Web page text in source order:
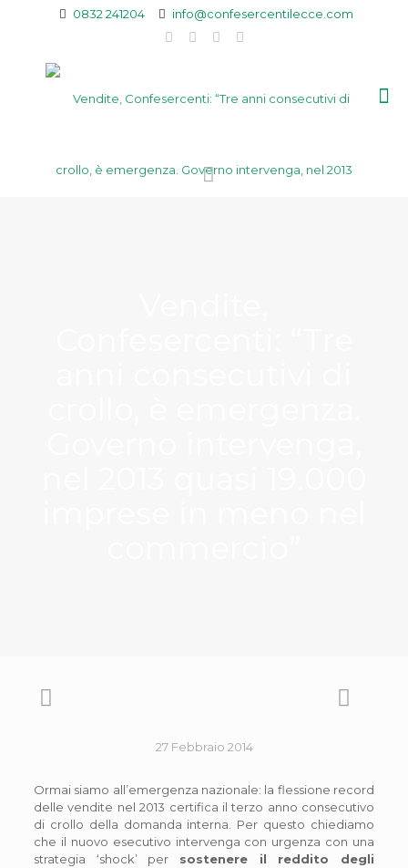
0832 241204 info@confesercentilecce.com
27 Febbraio 2014
Ormai siamo all’emergenza nazionale: la flessione record
delle vendite nel 2013 certifica il terzo anno consecutivo
di crollo della domanda interna. Per questo chiediamo
che il nuovo esecutivo intervenga con urgenza con una
strategia ‘shock’ per sostenere il reddito degli